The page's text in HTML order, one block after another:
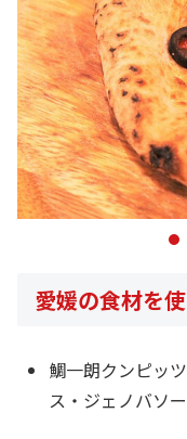
愛媛の食材を
鯛一朗クンピッ
ス・ジェノバソー